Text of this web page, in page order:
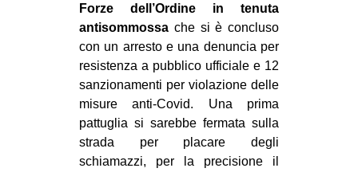
GENERI
MIGRAZIONI
PRECARIATO
REPRESSIONE
STUDENTI
CULTURE
Forze dell’Ordine in tenuta
antisommossa che si è concluso
con un arresto e una denuncia per
resistenza a pubblico ufficiale e 12
sanzionamenti per violazione delle
misure anti-Covid. Una prima
pattuglia si sarebbe fermata sulla
strada per placare degli
schiamazzi, per la precisione il